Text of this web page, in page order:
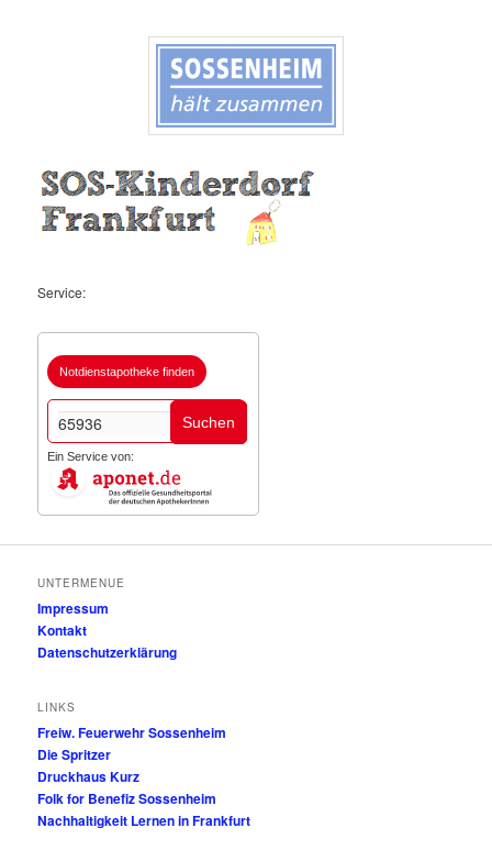
Service:
Notdienstapotheke finden
Suchen
Ein Service von:
UNTERMENUE
Impressum
Kontakt
Datenschutzerklärung
LINKS
Freiw. Feuerwehr Sossenheim
Die Spritzer
Druckhaus Kurz
Folk for Benefiz Sossenheim
Nachhaltigkeit Lernen in Frankfurt